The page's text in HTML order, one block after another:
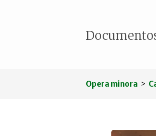
Opera minora >